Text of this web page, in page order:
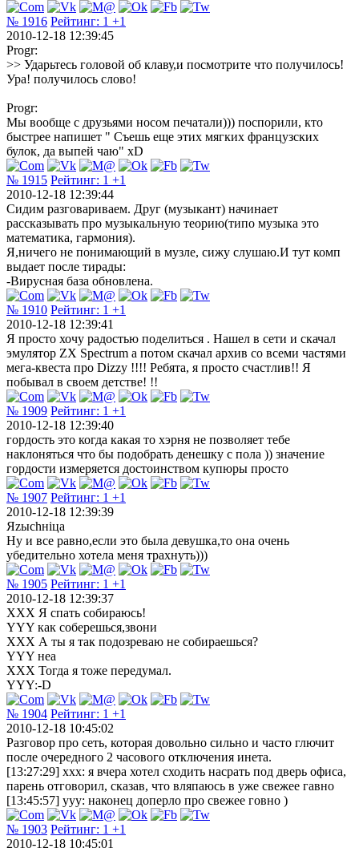
№ 1916 Рейтинг: 1 +1
2010-12-18 12:39:45
Progr:
>> Ударьтесь головой об клаву,и посмотрите что получилось!
Ура! получилось слово!
Progr:
Мы вообще с друзьями носом печатали))) поспорили, кто
быстрее напишет " Съешь еще этих мягких французских
булок, да выпей чаю" xD
№ 1915 Рейтинг: 1 +1
2010-12-18 12:39:44
Сидим разговариваем. Друг (музыкант) начинает
рассказывать про музыкальную теорию(типо музыка это
математика, гармония).
Я,ничего не понимающий в музле, сижу слушаю.И тут комп
выдает после тирады:
-Вирусная база обновлена.
№ 1910 Рейтинг: 1 +1
2010-12-18 12:39:41
Я просто хочу радостью поделиться . Нашел в сети и скачал
эмулятор ZX Spectrum а потом скачал архив со всеми частями
мега-квеста про Dizzy !!!! Ребята, я просто счастлив!! Я
побывал в своем детстве! !!
№ 1909 Рейтинг: 1 +1
2010-12-18 12:39:40
гордость это когда какая то хэрня не позволяет тебе
наклоняться что бы подобрать денешку с пола )) значение
гордости измеряется достоинством купюры просто
№ 1907 Рейтинг: 1 +1
2010-12-18 12:39:39
Яzыchнiца
Ну и все равно,если это была девушка,то она очень
убедительно хотела меня трахнуть)))
№ 1905 Рейтинг: 1 +1
2010-12-18 12:39:37
XXX Я спать собираюсь!
YYY как соберешься,звони
XXX А ты я так подозреваю не собираешься?
YYY неа
XXX Тогда я тоже передумал.
YYY:-D
№ 1904 Рейтинг: 1 +1
2010-12-18 10:45:02
Разговор про сеть, которая довольно сильно и часто глючит
после очередного 2 часового отключения инета.
[13:27:29] xxx: я вчера хотел сходить насрать под дверь офиса,
парень отговорил, сказав, что вляпаюсь в уже свежее гавно
[13:45:57] yyy: наконец доперло про свежее говно )
№ 1903 Рейтинг: 1 +1
2010-12-18 10:45:01